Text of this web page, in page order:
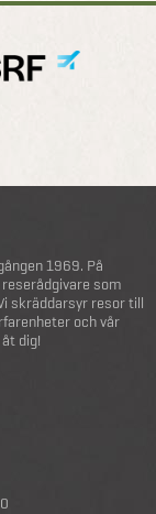
1969. På
som
skräddarsyr resor till
och vår
dig!